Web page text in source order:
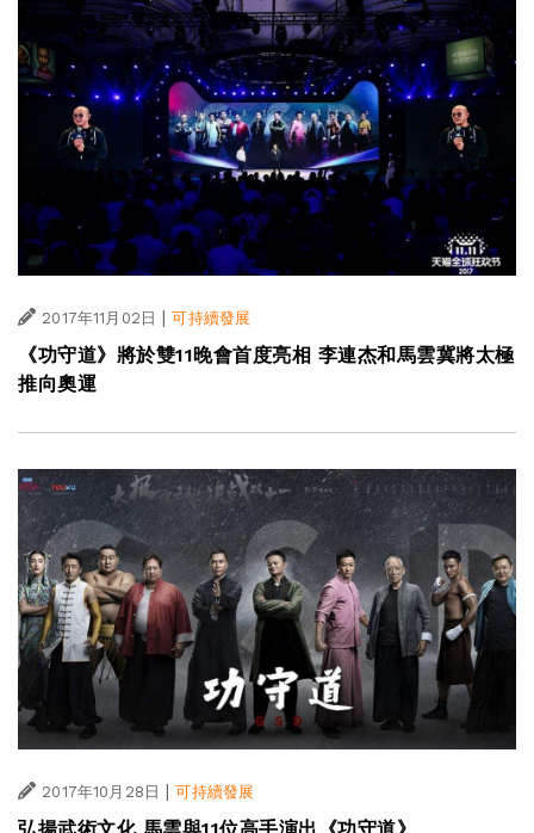
2017年11月02日 | 可持續發展
《功守道》將於雙11晚會首度亮相 李連杰和馬雲冀將太極
推向奧運
2017年10月28日 可持續發展